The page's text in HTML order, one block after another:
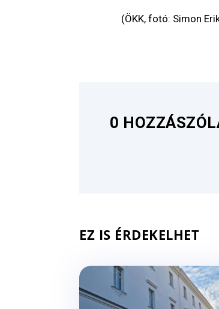
(ÖKK, fotó: Simon
0
EZ IS ÉRDEKELHET